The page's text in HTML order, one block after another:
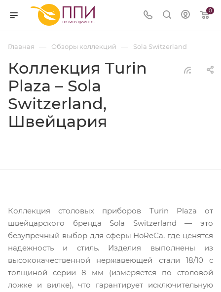
0
Главная — Обзоры коллекций — Sola Switzerland
Коллекция Turin
Plaza – Sola
Switzerland,
Швейцария
Коллекция столовых приборов Turin Plaza от
швейцарского бренда Sola Switzerland — это
безупречный выбор для сферы HoReCa, где ценятся
надежность и стиль. Изделия выполнены из
высококачественной нержавеющей стали 18/10 с
толщиной серии 8 мм (измеряется по столовой
ложке и вилке), что гарантирует исключительную